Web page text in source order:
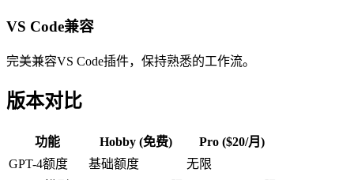
VS Code兼容
完美兼容VS Code插件，保持熟悉的工作流。
版本对比
功能 Hobby (免费)
Pro ($20/月)
GPT-4额度
基础额度
无限